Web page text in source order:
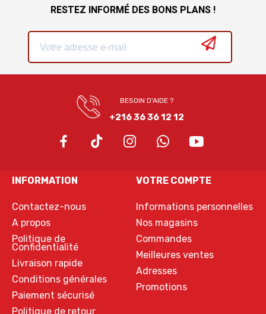
RESTEZ INFORMÉ DES BONS PLANS !
BESOIN D'AIDE ?
+216 36 36 12 12
INFORMATION
Contactez-nous
A propos
Politique de
Confidentialité
Livraison rapide
Conditions générales
Paiement sécurisé
Politique de retour
VOTRE COMPTE
Informations personnelles
Nos magasins
Commandes
Meilleures ventes
Adresses
Promotions